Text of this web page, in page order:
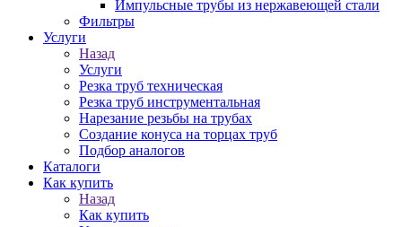
Импульсные трубы из нержавеющей стали
Фильтры
Услуги
Назад
Услуги
Резка труб техническая
Резка труб инструментальная
Нарезание резьбы на трубах
Создание конуса на торцах труб
Подбор аналогов
Каталоги
Как купить
Назад
Как купить